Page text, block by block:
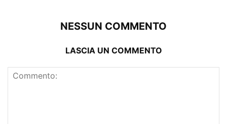
NESSUN COMMENTO
LASCIA UN COMMENTO